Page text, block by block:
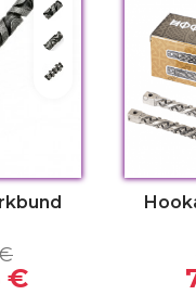
Bionic
Maverick
Sumer
€